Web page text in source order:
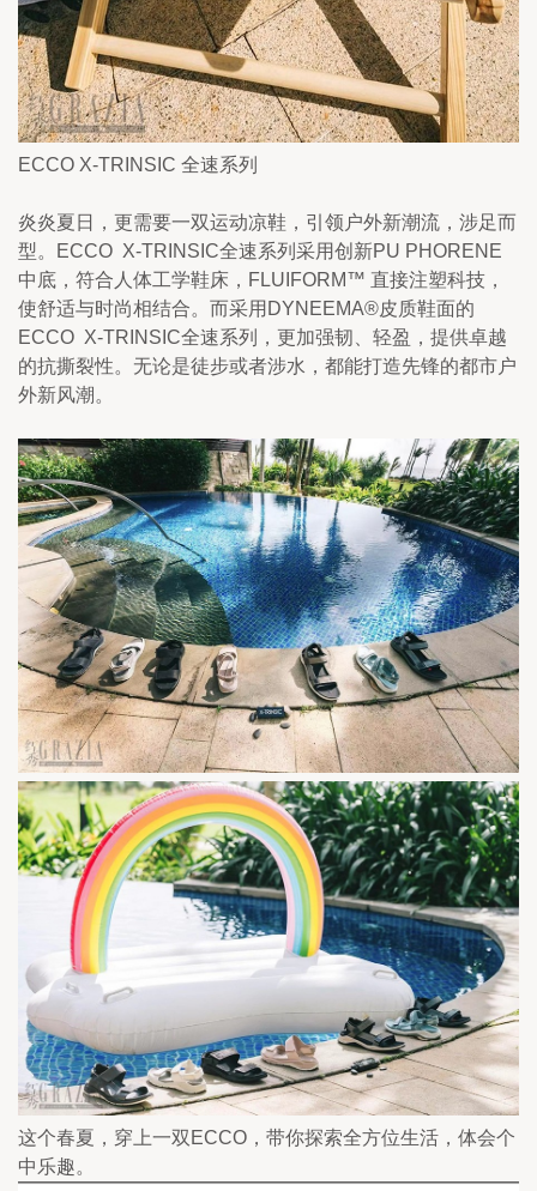
ECCO X-TRINSIC 全速系列
炎炎夏日，更需要一双运动凉鞋，引领户外新潮流，涉足而
型。ECCO  X-TRINSIC全速系列采用创新PU PHORENE
中底，符合人体工学鞋床，FLUIFORM™ 直接注塑科技，
使舒适与时尚相结合。而采用DYNEEMA®皮质鞋面的
ECCO  X-TRINSIC全速系列，更加强韧、轻盈，提供卓越
的抗撕裂性。无论是徒步或者涉水，都能打造先锋的都市户
外新风潮。
这个春夏，穿上一双ECCO，带你探索全方位生活，体会个
中乐趣。